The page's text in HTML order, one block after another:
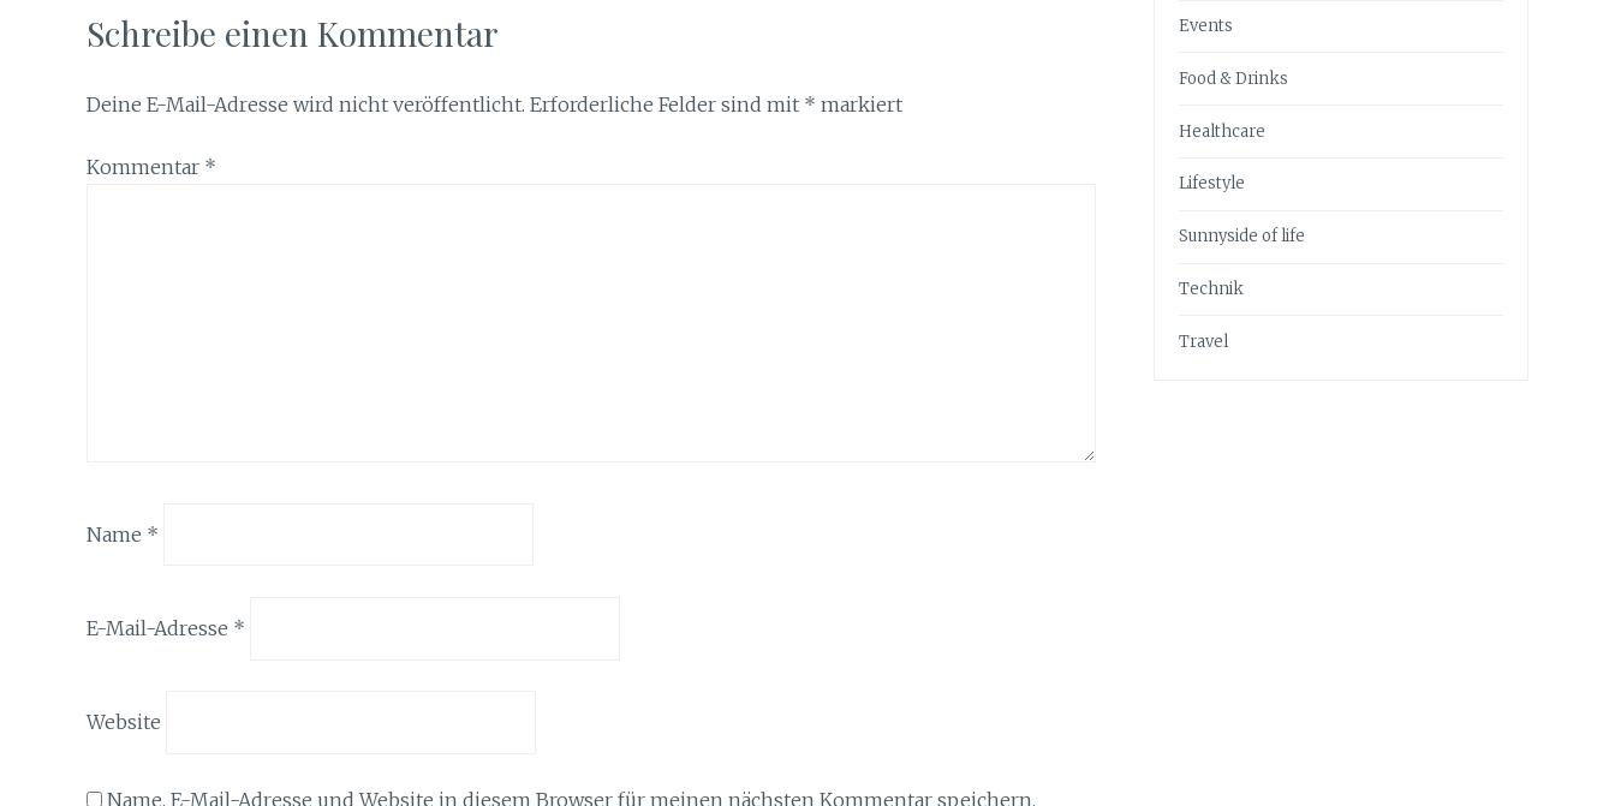
Schreibe einen Kommentar
Deine E-Mail-Adresse wird nicht veröffentlicht. Erforderliche Felder sind mit * markiert
Kommentar *
Name *
E-Mail-Adresse *
Website
Name, E-Mail-Adresse und Website in diesem Browser für meinen nächsten Kommentar speichern.
Events
Food & Drinks
Healthcare
Lifestyle
Sunnyside of life
Technik
Travel